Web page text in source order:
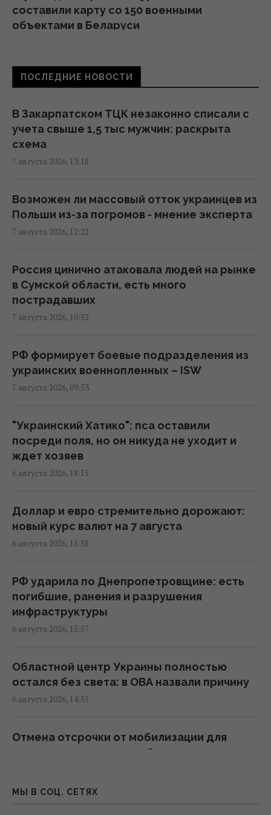
составили карту со 150 военными
объектами в Беларуси
Жирная цель: в Крыму уничтожен
11:00 пятница, 07 августа 2026
Адвокат поставил под сомнение
беспристрастность антикоррупционной
10:59 пятница, 07 августа 2026
Угроза – баллистика: можно ли уничтожить
10:54 пятница, 07 августа 2026
Дроны поразили склад Wildberries в
Екатеринбурге за 2000 км от границы
09:11 пятница, 07 августа 2026
Россия использует украинских
подразделений, - ISW
08:24 пятница, 07 августа 2026
Камера в подъезде и во дворе: когда
когда нельзя
07:50 пятница, 07 августа 2026
рассказали Reuters об охоте российских
дронов
07:46 пятница, 07 августа 2026
перелома в войне нет, – немецкий эксперт
05:25 пятница, 07 августа 2026
страны НАТО выделят Украине военную
ПОСЛЕДНИЕ НОВОСТИ
В Закарпатском ТЦК незаконно списали с
учета свыше 1,5 тыс мужчин: раскрыта
схема
7 августа 2026, 13:18
Возможен ли массовый отток украинцев из
Польши из-за погромов - мнение эксперта
7 августа 2026, 12:22
Россия цинично атаковала людей на рынке
в Сумской области, есть много
пострадавших
7 августа 2026, 10:52
РФ формирует боевые подразделения из
украинских военнопленных – ISW
7 августа 2026, 09:53
"Украинский Хатико": пса оставили
посреди поля, но он никуда не уходит и
ждет хозяев
6 августа 2026, 18:15
Доллар и евро стремительно дорожают:
новый курс валют на 7 августа
6 августа 2026, 15:58
РФ ударила по Днепропетровщине: есть
погибшие, ранения и разрушения
инфраструктуры
6 августа 2026, 15:57
Областной центр Украины полностью
остался без света: в ОВА назвали причину
6 августа 2026, 14:55
Отмена отсрочки от мобилизации для
многодетных родителей: что говорят в
МЫ В СОЦ. СЕТЯХ